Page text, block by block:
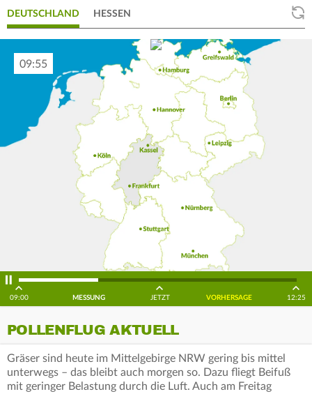
DEUTSCHLAND HESSEN
10:05
09:00 MESSUNG JETZT VORHERSAGE 12:25
POLLENFLUG AKTUELL
Gräser sind heute im Mittelgebirge NRW gering bis mittel
unterwegs – das bleibt auch morgen so. Dazu fliegt Beifuß
mit geringer Belastung durch die Luft. Auch am Freitag